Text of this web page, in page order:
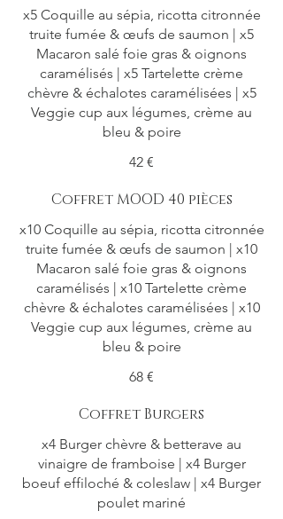
x5 Coquille au sépia, ricotta citronnée
truite fumée & œufs de saumon | x5
Macaron salé foie gras & oignons
caramélisés | x5 Tartelette crème
chèvre & échalotes caramélisées | x5
Veggie cup aux légumes, crème au
bleu & poire
42 €
Coffret MOOD 40 pièces
x10 Coquille au sépia, ricotta citronnée
truite fumée & œufs de saumon | x10
Macaron salé foie gras & oignons
caramélisés | x10 Tartelette crème
chèvre & échalotes caramélisées | x10
Veggie cup aux légumes, crème au
68 €
Coffret Burgers
x4 Burger chèvre & betterave au
vinaigre de framboise | x4 Burger
boeuf effiloché & coleslaw | x4 Burger
poulet mariné